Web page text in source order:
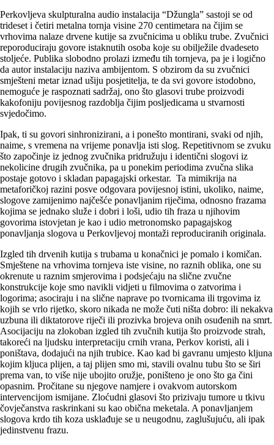
Perkovljeva skulpturalna audio instalacija “Džungla” sastoji se od
trideset i četiri metalna tornja visine 270 centimetara na čijim se
vrhovima nalaze drvene kutije sa zvučnicima u obliku trube. Zvučnici
reporoduciraju govore istaknutih osoba koje su obilježile dvadeseto
stoljeće. Publika slobodno prolazi između tih tornjeva, pa je i logično
da autor instalaciju naziva ambijentom. S obzirom da su zvučnici
smješteni metar iznad ušiju posjetitelja, te da svi govore istodobno,
nemoguće je raspoznati sadržaj, ono što glasovi trube proizvodi
kakofoniju povijesnog razdoblja čijim posljedicama u stvarnosti
svjedočimo.
Ipak, ti su govori sinhronizirani, a i ponešto montirani, svaki od njih,
naime, s vremena na vrijeme ponavlja isti slog. Repetitivnom se zvuku
što započinje iz jednog zvučnika pridružuju i identični slogovi iz
nekolicine drugih zvučnika, pa u ponekim periodima zvučna slika
postaje gotovo i skladan papagajski orkestar. Ta mimikrija na
metaforičkoj razini posve odgovara povijesnoj istini, ukoliko, naime,
slogove zamijenimo najčešće ponavljanim riječima, odnosno frazama
kojima se jednako služe i dobri i loši, udio tih fraza u njihovim
govorima istovjetan je kao i udio metronomsko papagajskog
ponavljanja slogova u Perkovljevoj montaži reproduciranih originala.
Izgled tih drvenih kutija s trubama u konačnici je pomalo i komičan.
Smještene na vrhovima tornjeva iste visine, no raznih oblika, one su
okrenute u raznim smjerovima i podsjećaju na slične zvučne
konstrukcije koje smo navikli vidjeti u filmovima o zatvorima i
logorima; asociraju i na slične naprave po tvornicama ili trgovima iz
kojih se vrlo rijetko, skoro nikada ne može čuti ništa dobro: ili nekakva
uzbuna ili diktatorove riječi ili prozivka brojeva onih osuđenih na smrt.
Asocijaciju na zlokoban izgled tih zvučnih kutija što proizvode strah,
takoreći na ljudsku interpretaciju crnih vrana, Perkov koristi, ali i
poništava, dodajući na njih trubice. Kao kad bi gavranu umjesto kljuna
kojim kljuca plijen, a taj plijen smo mi, stavili ovalnu tubu što se širi
prema van, to više nije ubojito oružje, poništeno je ono što ga čini
opasnim. Pročitane su njegove namjere i ovakvom autorskom
intervencijom ismijane. Zloćudni glasovi što prizivaju tumore u tkivu
čovječanstva raskrinkani su kao obična meketala. A ponavljanjem
slogova krdo tih koza usklađuje se u neugodnu, zaglušujuću, ali ipak
jedinstvenu frazu.